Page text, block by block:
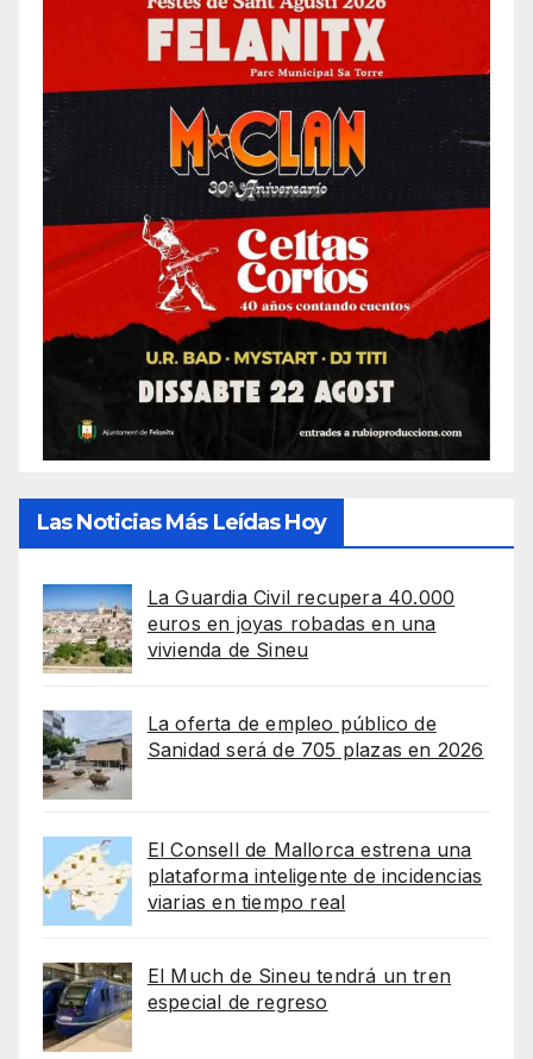
Las Noticias Más Leídas Hoy
La Guardia Civil recupera 40.000
euros en joyas robadas en una
vivienda de Sineu
La oferta de empleo público de
Sanidad será de 705 plazas en 2026
El Consell de Mallorca estrena una
plataforma inteligente de incidencias
viarias en tiempo real
El Much de Sineu tendrá un tren
especial de regreso